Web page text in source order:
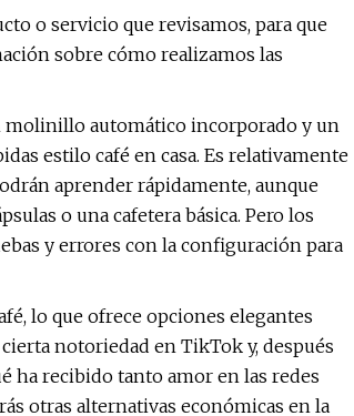
o servicio que revisamos, para que
sobre cómo realizamos las
molinillo automático incorporado y un
estilo café en casa. Es relativamente
aprender rápidamente, aunque
o una cafetera básica. Pero los
y errores con la configuración para
lo que ofrece opciones elegantes
notoriedad en TikTok y, después
ha recibido tanto amor en las redes
otras alternativas económicas en la